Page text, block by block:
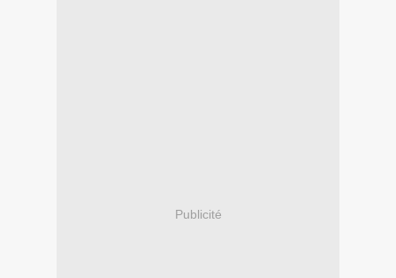
Publicité